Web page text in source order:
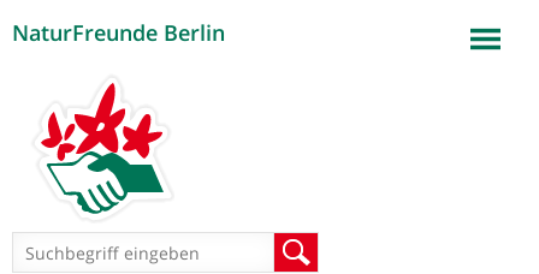
NaturFreunde Berlin
Suchformular